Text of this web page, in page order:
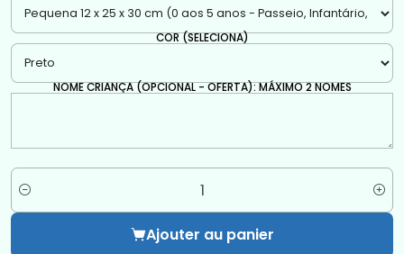
COR (SELECIONA)
NOME CRIANÇA (OPCIONAL - OFERTA): MÁXIMO 2 NOMES
Quantité
Ajouter au panier